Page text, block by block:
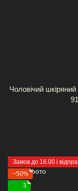
Чоловічий
Замов до 16.00 і
−50%
3